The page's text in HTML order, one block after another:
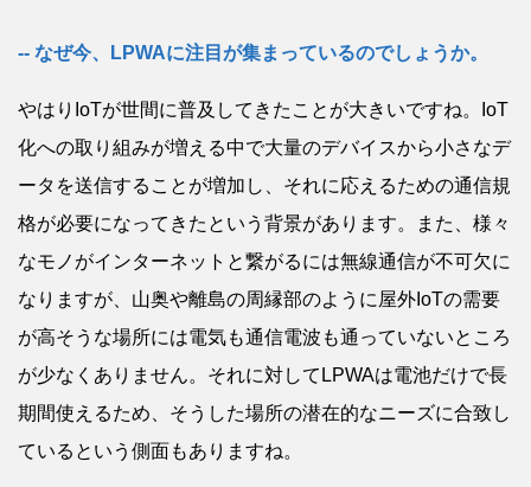
なぜ今、LPWAに注目が集まっているのでしょうか。
やはりIoTが世間に普及してきたことが大きいですね。IoT
化への取り組みが増える中で大量のデバイスから小さなデ
ータを送信することが増加し、それに応えるための通信規
格が必要になってきたという背景があります。また、様々
なモノがインターネットと繋がるには無線通信が不可欠に
なりますが、山奥や離島の周縁部のように屋外IoTの需要
が高そうな場所には電気も通信電波も通っていないところ
が少なくありません。それに対してLPWAは電池だけで長
期間使えるため、そうした場所の潜在的なニーズに合致し
ているという側面もありますね。